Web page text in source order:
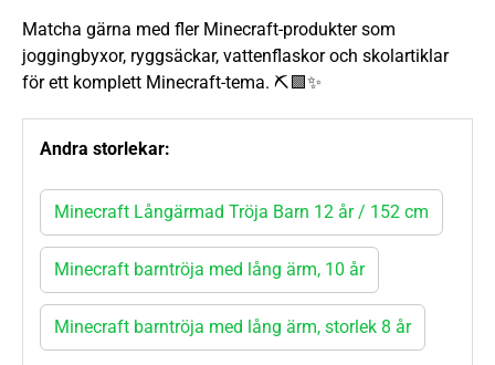
Matcha gärna med fler Minecraft-produkter som
joggingbyxor, ryggsäckar, vattenflaskor och skolartiklar
för ett komplett Minecraft-tema. ⛏️🟩✨
Andra storlekar:
Minecraft Långärmad Tröja Barn 12 år / 152 cm
Minecraft barntröja med lång ärm, 10 år
Minecraft barntröja med lång ärm, storlek 8 år